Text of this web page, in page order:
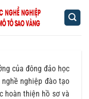
của đông đảo học
nghề nghiệp đào tạo
hoàn thiện hồ sơ và